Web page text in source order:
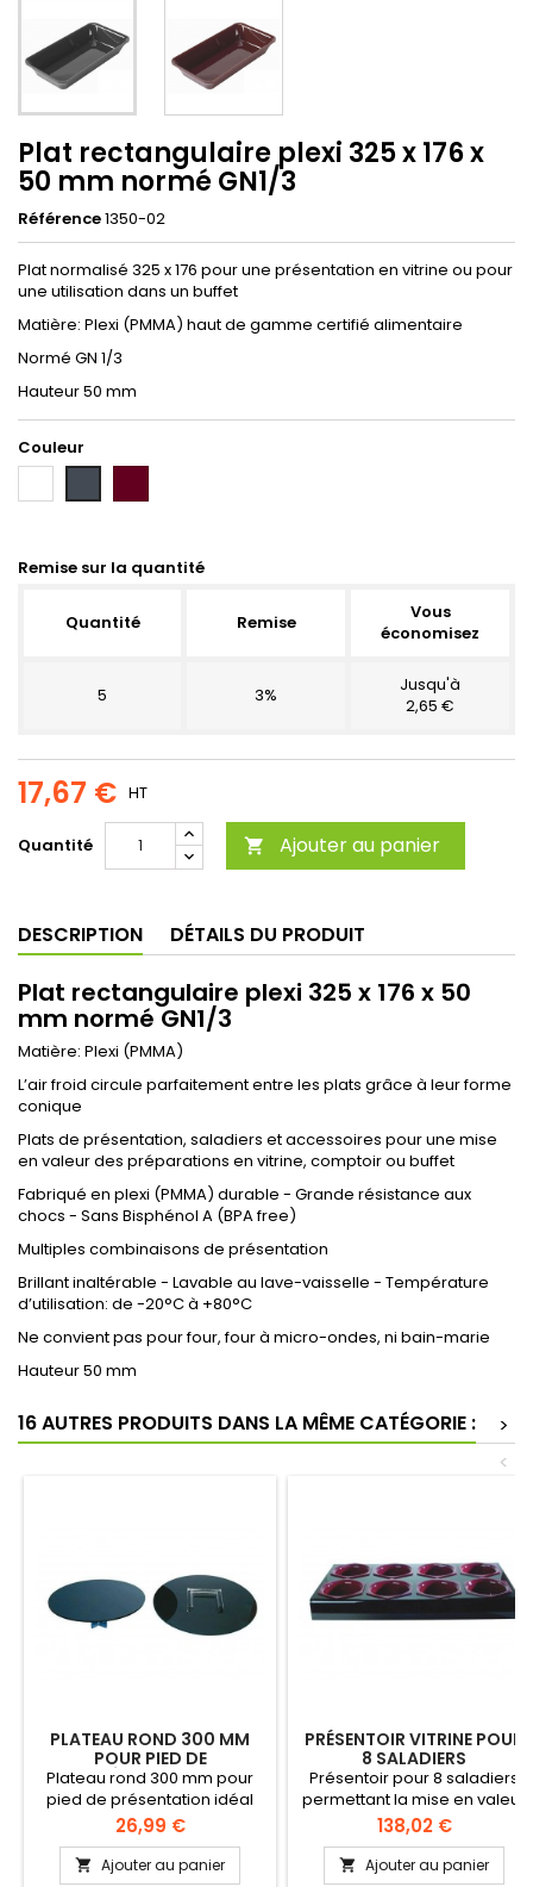
Plat rectangulaire plexi 325 x 176 x
50 mm normé GN1/3
Référence1350-02
Plat normalisé 325 x 176 pour une présentation en vitrine ou pour
une utilisation dans un buffet
Matière: Plexi (PMMA) haut de gamme certifié alimentaire
Normé GN 1/3
Hauteur 50 mm
Couleur
Remise sur la quantité
Quantité Remise
Vous
économisez
5 3%
Jusqu'à
2,65 €
17,67 € HT
Quantité  Ajouter au panier
DESCRIPTION DÉTAILS DU PRODUIT
Plat rectangulaire plexi 325 x 176 x 50
mm normé GN1/3
Matière: Plexi (PMMA)
L’air froid circule parfaitement entre les plats grâce à leur forme
conique
Plats de présentation, saladiers et accessoires pour une mise
en valeur des préparations en vitrine, comptoir ou buffet
Fabriqué en plexi (PMMA) durable - Grande résistance aux
chocs - Sans Bisphénol A (BPA free)
Multiples combinaisons de présentation
Brillant inaltérable - Lavable au lave-vaisselle - Température
d’utilisation: de -20°C à +80°C
Ne convient pas pour four, four à micro-ondes, ni bain-marie
Hauteur 50 mm
16 AUTRES PRODUITS DANS LA MÊME CATÉGORIE :
>
<
PLATEAU ROND 300 MM
POUR PIED DE
PRÉSENTATION
Plateau rond 300 mm pour
pied de présentation idéal
pour mettre en valeur vos
préparations alimentaires qui
seront présentées au public
Prix
26,99 €
 Ajouter au panier
PRÉSENTOIR VITRINE POUR
8 SALADIERS
Présentoir pour 8 saladiers
permettant la mise en valeur
des plats en vitrine ou en
buffet Fabriqué en plexi
(PMMA) durable - Grande
Prix
138,02 €
 Ajouter au panier